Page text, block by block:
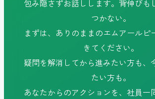
包み隠さずお話しします。背伸びも
つかない。
まずは、ありのままのエムアールピ
きてください。
疑問を解消してから進みたい方も、
たい方も。
あなたからのアクションを、社員一